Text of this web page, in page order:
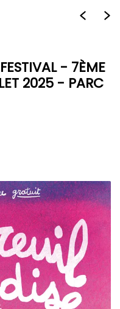
- 7ÈME
2025 - PARC